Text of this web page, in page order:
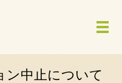
メ
ン中止について